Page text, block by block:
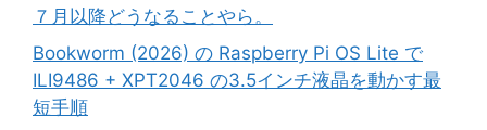
７月以降どうなることやら。
Bookworm (2026) の Raspberry Pi OS Lite で
ILI9486 + XPT2046 の3.5インチ液晶を動かす最
短手順